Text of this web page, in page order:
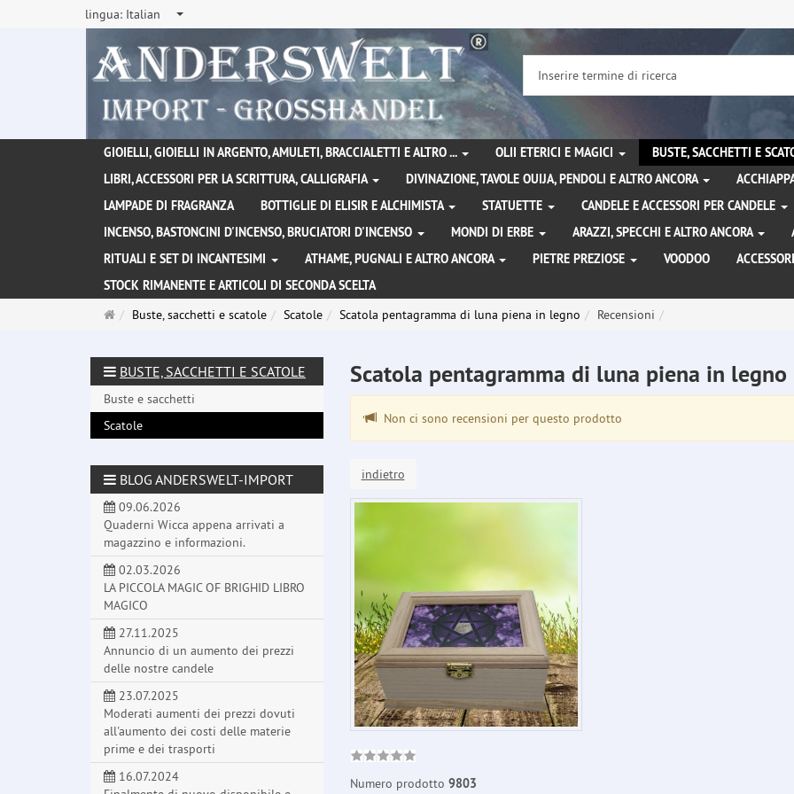
lingua: Italian
GIOIELLI, GIOIELLI IN ARGENTO, AMULETI, BRACCIALETTI E ALTRO ... OLII ETERICI E MAGICI
BUSTE, SACCHETTI E
LIBRI, ACCESSORI PER LA SCRITTURA, CALLIGRAFIA
DIVINAZIONE, TAVOLE OUIJA, PENDOLI E ALTRO ANCORA
LAMPADE DI FRAGRANZA
BOTTIGLIE DI ELISIR E ALCHIMISTA STATUETTE
CANDELE E ACCESSORI PER CANDELE
INCENSO, BASTONCINI D'INCENSO, BRUCIATORI D'INCENSO
MONDI DI ERBE ARAZZI, SPECCHI E ALTRO ANCORA
RITUALI E SET DI INCANTESIMI
ATHAME, PUGNALI E ALTRO ANCORA PIETRE PREZIOSE VOODOO
ACCESSORI
STOCK RIMANENTE E ARTICOLI DI SECONDA SCELTA
PaginaBuste, sacchetti e scatole Scatole Scatola pentagramma di luna piena in legno Recensioni
Scatola pentagramma di luna piena in legno
Non ci sono recensioni per questo prodotto
indietro
Numero prodotto 9803
BUSTE, SACCHETTI E SCATOLE
Buste e sacchetti
Scatole
BLOG ANDERSWELT-IMPORT
09.06.2026
Quaderni Wicca appena arrivati a
magazzino e informazioni.
02.03.2026
LA PICCOLA MAGIC OF BRIGHID LIBRO
MAGICO
27.11.2025
Annuncio di un aumento dei prezzi
delle nostre candele
23.07.2025
Moderati aumenti dei prezzi dovuti
all'aumento dei costi delle materie
prime e dei trasporti
16.07.2024